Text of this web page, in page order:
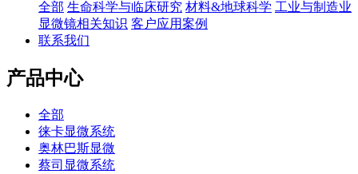
全部 生命科学与临床研究 材料&地球科学 工业与制造业
显微镜相关知识 客户应用案例
联系我们
产品中心
全部
徕卡显微系统
奥林巴斯显微
蔡司显微系统